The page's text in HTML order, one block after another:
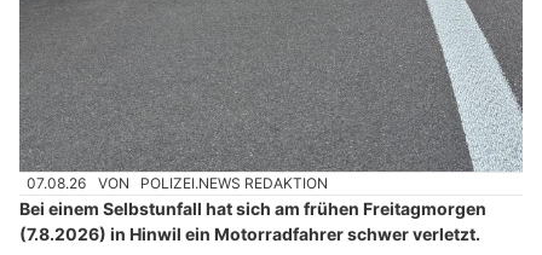
07.08.26 VON POLIZEI.NEWS REDAKTION
Bei einem Selbstunfall hat sich am frühen Freitagmorgen
(7.8.2026) in Hinwil ein Motorradfahrer schwer verletzt.